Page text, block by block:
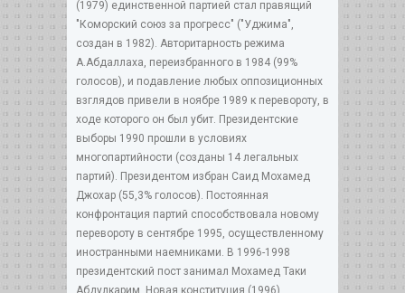
(1979) единственной партией стал правящий
"Коморский союз за прогресс" ("Уджима",
создан в 1982). Авторитарность режима
А.Абдаллаха, переизбранного в 1984 (99%
голосов), и подавление любых оппозиционных
взглядов привели в ноябре 1989 к перевороту, в
ходе которого он был убит. Президентские
выборы 1990 прошли в условиях
многопартийности (созданы 14 легальных
партий). Президентом избран Саид Мохамед
Джохар (55,3% голосов). Постоянная
конфронтация партий способствовала новому
перевороту в сентябре 1995, осуществленному
иностранными наемниками. В 1996-1998
президентский пост занимал Мохамед Таки
Абдулкарим. Новая конституция (1996)